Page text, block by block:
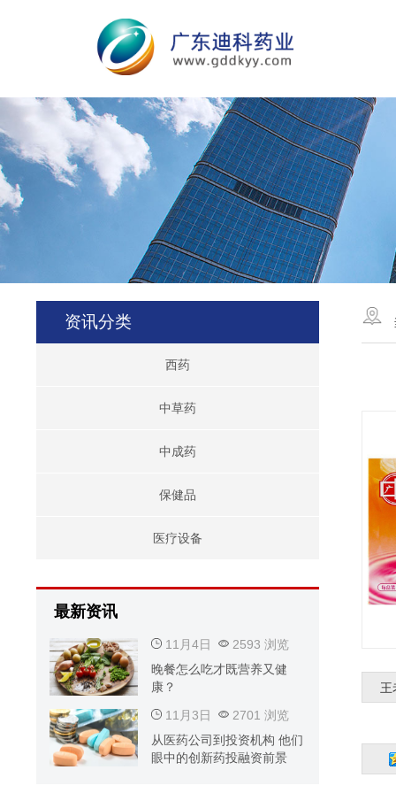
资讯分类
西药
中草药
中成药
保健品
医疗设备
最新资讯
11月4日
2593 浏览
晚餐怎么吃才既营养又健
康？
11月3日
2701 浏览
从医药公司到投资机构 他们
眼中的创新药投融资前景